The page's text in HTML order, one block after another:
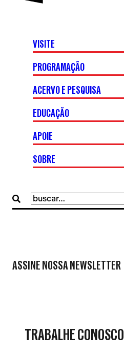
Buscar
por:
VISITE
PROGRAMAÇÃO
ACERVO E PESQUISA
EDUCAÇÃO
APOIE
SOBRE
ASSINE NOSSA NEWSLETTER
TRABALHE CONOSCO